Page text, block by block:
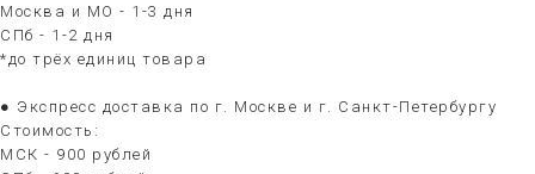
Москва и МО - 1-3 дня
СПб - 1-2 дня
*до трёх единиц товара
● Экспресс доставка по г. Москве и г. Санкт-Петербургу
Стоимость:
МСК - 900 рублей